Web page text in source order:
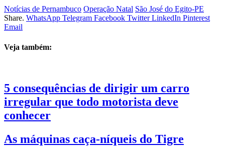
Notícias de Pernambuco Operação Natal São José do Egito-PE
Share. WhatsApp Telegram Facebook Twitter LinkedIn Pinterest
Email
Veja também:
5 consequências de dirigir um carro
irregular que todo motorista deve
conhecer
As máquinas caça-níqueis do Tigre